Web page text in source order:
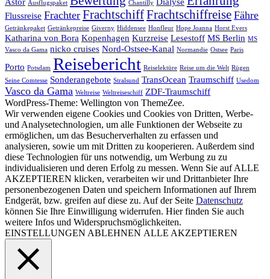
Ausflugspaket Chantilly
Flussreise Frachter FrachtschiffFrachtschiffreise Fähre
Getränkepaket Getränkepreise Giverny Hiddensee Honfleur Hope Joanna Horst Evers
Katharina von Bora Kopenhagen Kurzreise Lesestoff MS Berlin MS
Vasco da Gama nicko cruises Nord-Ostsee-Kanal Normandie Ostsee Paris
Porto Potsdam Reisebericht Reiselektüre Reise um die Welt Rügen
Seine Comtesse Sonderangebote Stralsund TransOcean Traumschiff Usedom
Vasco da Gama Weltreise Weltreiseschiff ZDF-Traumschiff
WordPress-Theme: Wellington von ThemeZee.
Wir verwenden eigene Cookies und Cookies von Dritten, Werbe-
und Analysetechnologien, um alle Funktionen der Webseite zu
ermöglichen, um das Besucherverhalten zu erfassen und
analysieren, sowie um mit Dritten zu kooperieren. Außerdem sind
diese Technologien für uns notwendig, um Werbung zu zu
individualisieren und deren Erfolg zu messen. Wenn Sie auf ALLE
AKZEPTIEREN klicken, verarbeiten wir und Drittanbieter Ihre
personenbezogenen Daten und speichern Informationen auf Ihrem
Endgerät, bzw. greifen auf diese zu. Auf der Seite Datenschutz
können Sie Ihre Einwilligung widerrufen. Hier finden Sie auch
weitere Infos und Widerspruchsmöglichkeiten.
EINSTELLUNGEN ABLEHNEN ALLE AKZEPTIEREN